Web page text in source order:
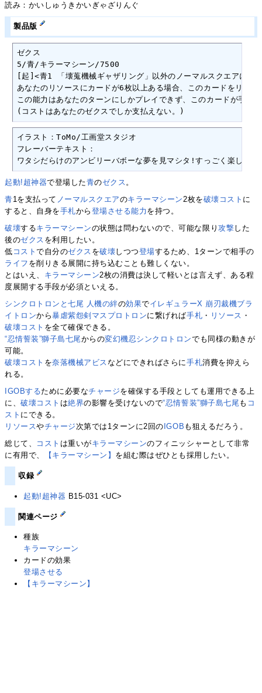
読み：かいしゅうきかいぎゃざりんぐ
製品版
ゼクス
5/青/キラーマシーン/7500
[起]<青1 「壊蒐機械ギャザリング」以外のノーマルスクエアにあ
あなたのリソースにカードが6枚以上ある場合、このカードをリブ
この能力はあなたのターンにしかプレイできず、このカードが手札
(コストはあなたのゼクスでしか支払えない。)
イラスト：ToMo/工画堂スタジオ
フレーバーテキスト：
ワタシだらけのアンビリーバボーな夢を見マシタ!すっごく楽しか
起動!超神器で登場した青のゼクス 。
青1を支払って ノーマルスクエアのキラーマシーン 2枚を破壊コスト に
すると、自身を手札から 登場させる能力 を持つ。
破壊するキラーマシーンの状態は問わないので、可能な限り攻撃した
後のゼクス を利用したい。
低 コストで自分のゼクス を破壊しつつ登場するため、1ターンで相手の
ライフ を削りきる展開に持ち込むことも難しくない。
とはいえ、 キラーマシーン2枚の消費は決して軽いとは言えず、ある程
度展開する手段が必須といえる。
シンクロトロンと七尾 人機の絆の効果でイレギュラーX 崩刃裁機ブラ
イトロンから暴虐紫怨剣マスプロトロンに繋げれば手札 ・ リソース ・
破壊コスト を全て確保できる。
“忍情誓装”獅子島七尾からの変幻機忍シンクロトロンでも同様の動きが
可能。
破壊コスト を奈落機械アビスなどにできればさらに手札消費を抑えら
れる。
IGOBするために必要なチャージを確保する手段としても運用できる上
に、破壊コスト は絶界の影響を受けないので“忍情誓装”獅子島七尾も コ
スト にできる。
リソースやチャージ次第では1ターンに2回の IGOB も狙えるだろう。
総じて、
コスト は重いがキラーマシーンのフィニッシャーとして非常
に有用で、
【キラーマシーン】 を組む際はぜひとも採用したい。
収録
起動!超神器 B15-031 <UC>
関連ページ
種族
キラーマシーン
カードの効果
登場させる
【キラーマシーン】